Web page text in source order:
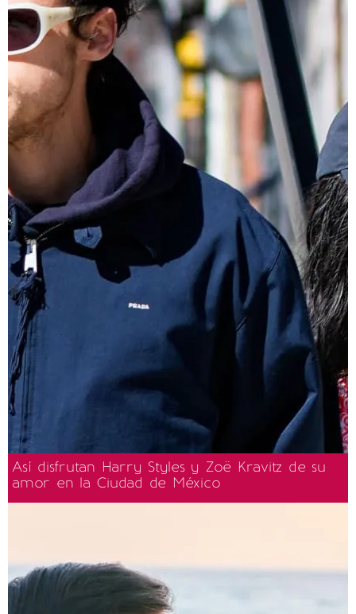
Así disfrutan Harry Styles y Zoë Kravitz de su
amor en la Ciudad de México